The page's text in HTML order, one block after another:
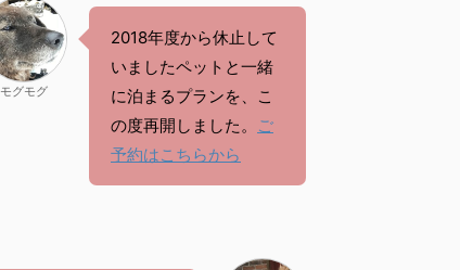
モグモグ
2018年度から休止して
いましたペットと一緒
に泊まるプランを、こ
の度再開しました。
ご
予約はこちらから